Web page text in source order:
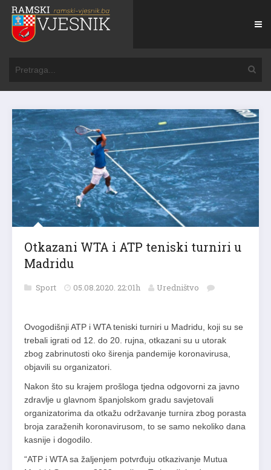
Otkazani WTA i ATP teniski turniri u
Madridu
Sport 05.08.2020. 22:01h Uredništvo
Ovogodišnji ATP i WTA teniski turniri u Madridu, koji su se
trebali igrati od 12. do 20. rujna, otkazani su u utorak
zbog zabrinutosti oko širenja pandemije koronavirusa,
objavili su organizatori.
Nakon što su krajem prošloga tjedna odgovorni za javno
zdravlje u glavnom španjolskom gradu savjetovali
organizatorima da otkažu održavanje turnira zbog porasta
broja zaraženih koronavirusom, to se samo nekoliko dana
kasnije i dogodilo.
“ATP i WTA sa žaljenjem potvrđuju otkazivanje Mutua